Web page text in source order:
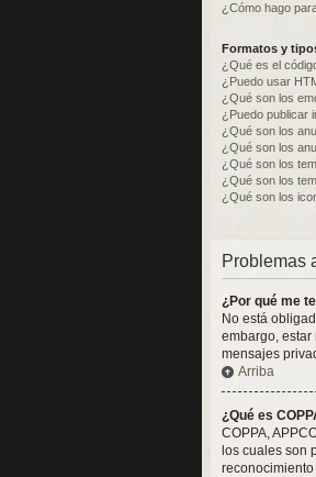
¿Cómo hago
Formatos y
¿Qué es el
¿Puedo usar
¿Qué son los
¿Puedo publicar
¿Qué son los
¿Qué son los
¿Qué son los
¿Qué son los
¿Qué son los
Problemas
¿Por qué me
No está
embargo,
mensajes
Arriba
¿Qué es
COPPA,
los cuales son